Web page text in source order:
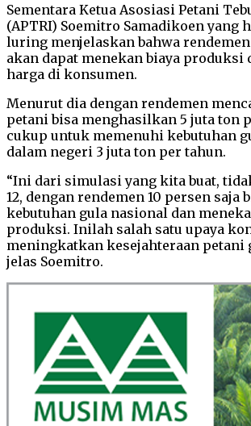
Sementara Ketua Asosiasi Petani
(APTRI) Soemitro Samadikoen yang
luring menjelaskan bahwa
akan dapat menekan biaya produksi
harga di konsumen.
Menurut dia dengan rendemen
petani bisa menghasilkan 5 juta ton
cukup untuk memenuhi kebutuhan
dalam negeri 3 juta ton per tahun.
“Ini dari simulasi yang kita buat,
12, dengan rendemen 10 persen saja
kebutuhan gula nasional dan
produksi. Inilah salah satu upaya
meningkatkan kesejahteraan petani
jelas Soemitro.